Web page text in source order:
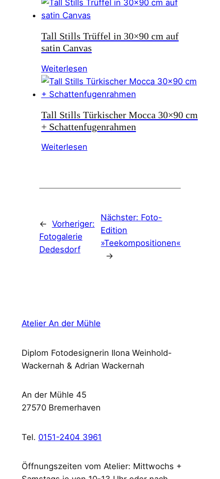
Tall Stills Trüffel in 30×90 cm auf
satin Canvas
Weiterlesen
Tall Stills Türkischer Mocca 30×90 cm
+ Schattenfugenrahmen
Weiterlesen
← Vorheriger:
Fotogalerie
Dedesdorf
Nächster: Foto-
Edition
»Teekompositionen«
→
Atelier An der Mühle
Diplom Fotodesignerin Ilona Weinhold-
Wackernah & Adrian Wackernah
An der Mühle 45
27570 Bremerhaven
Tel. 0151-2404 3961
Öffnungszeiten vom Atelier: Mittwochs +